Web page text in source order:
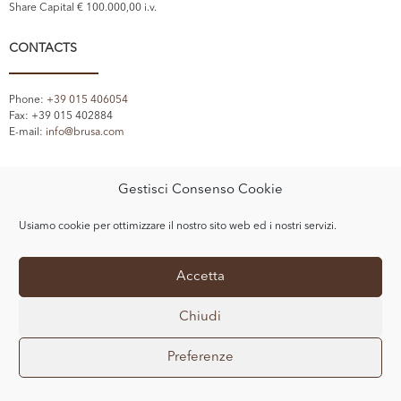
Gestisci Consenso Cookie
Usiamo cookie per ottimizzare il nostro sito web ed i nostri servizi.
Accetta
Chiudi
Preferenze
Share Capital € 100.000,00 i.v.
CONTACTS
Phone: +39 015 406054
Fax: +39 015 402884
E-mail: info@brusa.com
LINKS
© Copyright 2020 BRUSA SRL — All Rights Reserved.